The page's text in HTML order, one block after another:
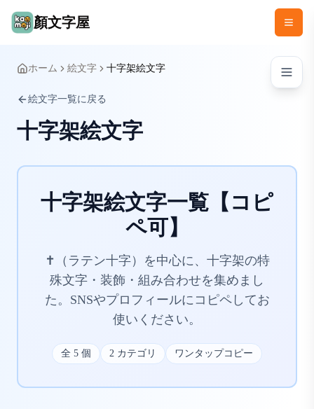
顏文字屋
ホーム 絵文字 十字架絵文字
絵文字一覧に戻る
十字架絵文字
十字架絵文字一覧【コピ
ペ可】
✝️（ラテン十字）を中心に、十字架の特
殊文字・装飾・組み合わせを集めまし
た。SNSやプロフィールにコピペしてお
使いください。
全 5 個 2 カテゴリ ワンタップコピー